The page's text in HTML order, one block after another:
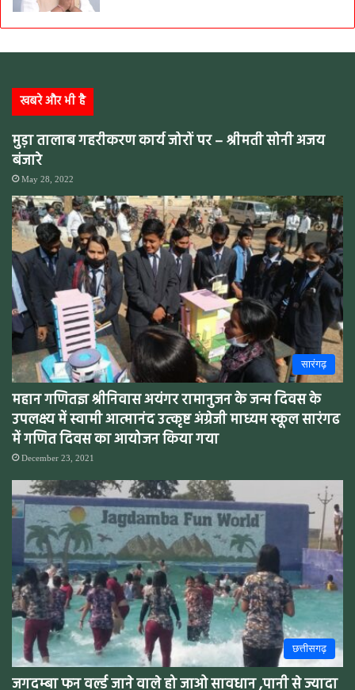
खबरे और भी है
मुड़ा तालाब गहरीकरण कार्य जोरों पर – श्रीमती सोनी अजय
बंजारे
May 28, 2022
सारंगढ़
महान गणितज्ञ श्रीनिवास अयंगर रामानुजन के जन्म दिवस के
उपलक्ष्य में स्वामी आत्मानंद उत्कृष्ट अंग्रेजी माध्यम स्कूल सारंगढ
में गणित दिवस का आयोजन किया गया
December 23, 2021
छत्तीसगढ़
जगदम्बा फन वर्ल्ड जाने वाले हो जाओ सावधान ,पानी से ज्यादा